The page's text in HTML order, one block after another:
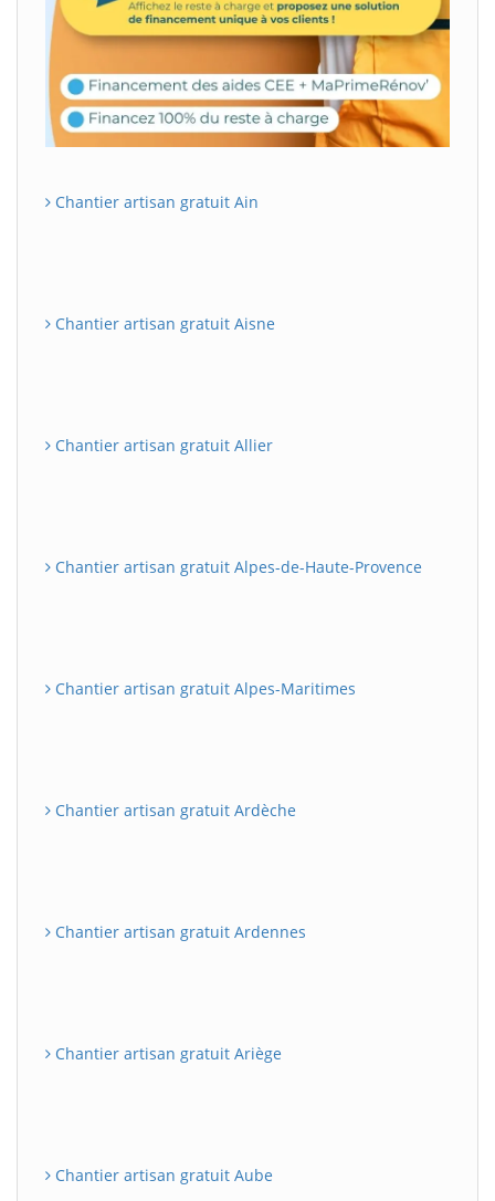
Chantier artisan gratuit Ain
Chantier artisan gratuit Aisne
Chantier artisan gratuit Allier
Chantier artisan gratuit Alpes-de-Haute-Provence
Chantier artisan gratuit Alpes-Maritimes
Chantier artisan gratuit Ardèche
Chantier artisan gratuit Ardennes
Chantier artisan gratuit Ariège
Chantier artisan gratuit Aube